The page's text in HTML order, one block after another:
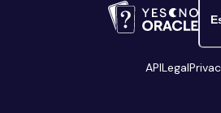
APILegal